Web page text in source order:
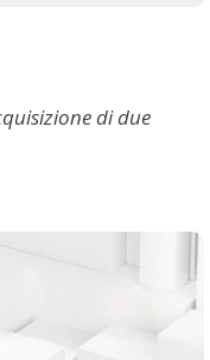
di due